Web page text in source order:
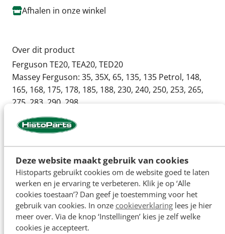
Deze website maakt gebruik van cookies
Histoparts gebruikt cookies om de website goed te laten
werken en je ervaring te verbeteren. Klik je op ‘Alle
cookies toestaan’? Dan geef je toestemming voor het
gebruik van cookies. In onze cookieverklaringlees je hier
meer over. Via de knop ‘Instellingen’ kies je zelf welke
cookies je accepteert.
Afhalen in onze winkel
Over dit product
Ferguson TE20, TEA20, TED20
Massey Ferguson: 35, 35X, 65, 135, 135 Petrol, 148,
165, 168, 175, 178, 185, 188, 230, 240, 250, 253, 265,
275, 283, 290, 298,
IMT 533
Bij sommige modellen dienen er twee busjes naast
elkaar gemonteerd te worden om de volledige
lagerlengte op te kunnen vullen
OEM: 184592M1, 184 592M1, 180802M1, 1321